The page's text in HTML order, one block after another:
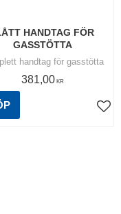
HANDTAG FÖR
GASSTÖTTA
handtag för gasstötta
381,00KR